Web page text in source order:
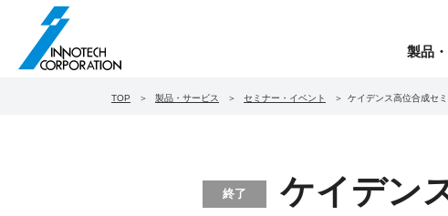
製品
TOP 製品・サービス セミナー・イベント ケイデンス高位合成セ
終了
ケイデン